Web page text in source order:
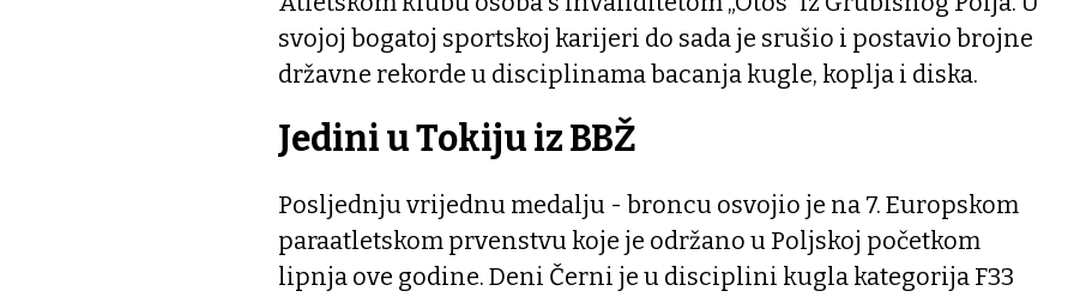
svojoj bogatoj sportskoj karijeri do sada je srušio i postavio brojne
državne rekorde u disciplinama bacanja kugle, koplja i diska.
Jedini u Tokiju iz BBŽ
Posljednju vrijednu medalju - broncu osvojio je na 7. Europskom
paraatletskom prvenstvu koje je održano u Poljskoj početkom
lipnja ove godine. Deni Černi je u disciplini kugla kategorija F33